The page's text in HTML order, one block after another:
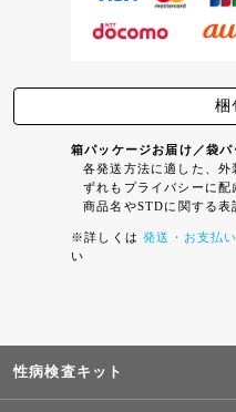
梱
箱パッケージお届け／袋
各発送方法に適した、
ずれもプライバシーに配
商品名やSTDに関する表
※詳しくは発送・お支払
い
性病検査キット